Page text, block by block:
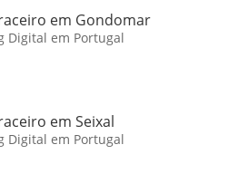
em Gondomar
Digital em Portugal
em Seixal
Digital em Portugal